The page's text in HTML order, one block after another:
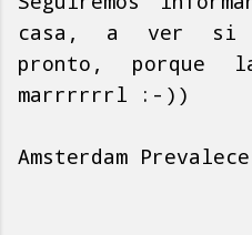
casa, a ver si
pronto, porque
marrrrrrl :-))
Amsterdam